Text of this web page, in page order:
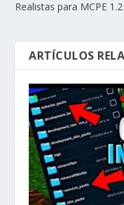
Realistas para MCPE
ARTÍCULOS